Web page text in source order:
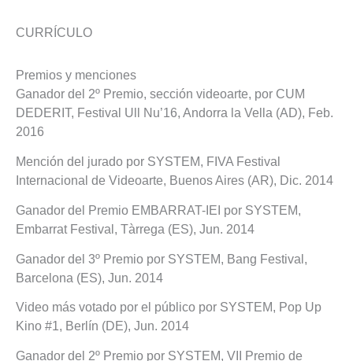
CURRÍCULO
Premios y menciones
Ganador del 2º Premio, sección videoarte, por CUM
DEDERIT, Festival Ull Nu’16, Andorra la Vella (AD), Feb.
2016
Mención del jurado por SYSTEM, FIVA Festival
Internacional de Videoarte, Buenos Aires (AR), Dic. 2014
Ganador del Premio EMBARRAT-IEI por SYSTEM,
Embarrat Festival, Tàrrega (ES), Jun. 2014
Ganador del 3º Premio por SYSTEM, Bang Festival,
Barcelona (ES), Jun. 2014
Video más votado por el público por SYSTEM, Pop Up
Kino #1, Berlín (DE), Jun. 2014
Ganador del 2º Premio por SYSTEM, VII Premio de